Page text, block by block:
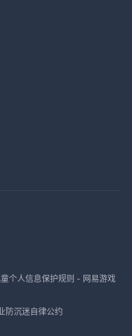
个人信息保护规则 - 网易游戏
防沉迷自律公约